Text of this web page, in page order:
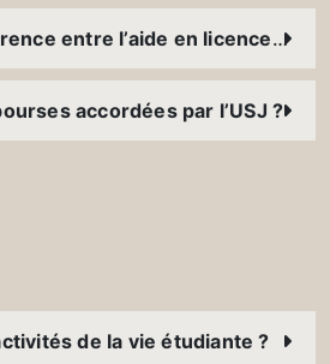
Quelle est la différence entre l’aide en licence et celle en master ?
accordées par l’USJ ?
de la vie étudiante ?